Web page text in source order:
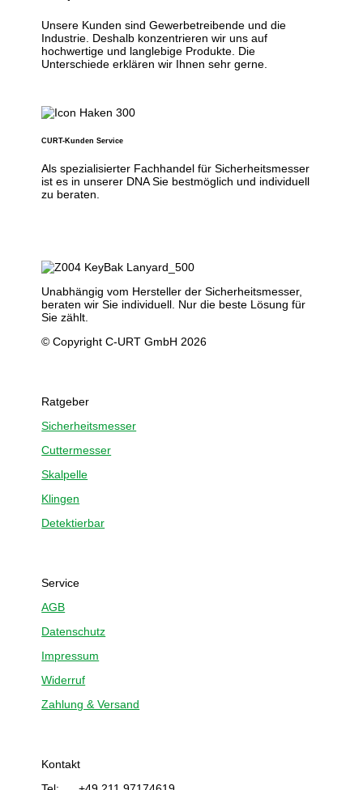
Unsere Kunden sind Gewerbetreibende und die
Industrie. Deshalb konzentrieren wir uns auf
hochwertige und langlebige Produkte. Die
Unterschiede erklären wir Ihnen sehr gerne.
CURT-Kunden Service
Als spezialisierter Fachhandel für Sicherheitsmesser
ist es in unserer DNA Sie bestmöglich und individuell
zu beraten.
Unabhängig vom Hersteller der Sicherheitsmesser,
beraten wir Sie individuell. Nur die beste Lösung für
Sie zählt.
© Copyright C-URT GmbH 2026
Ratgeber
Sicherheitsmesser
Cuttermesser
Skalpelle
Klingen
Detektierbar
Service
AGB
Datenschutz
Impressum
Widerruf
Zahlung & Versand
Kontakt